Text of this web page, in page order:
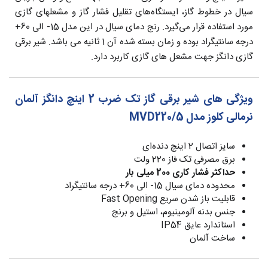
سیال‌ در خطوط گاز، ایستگاه‌های تقلیل فشار گاز و مشعلهای گازی
مورد استفاده قرار می‌گیرد. رنج دمای سیال در این مدل 15- الی 60+
درجه سانتیگراد بوده و زمان بسته شده آن 1 ثانیه می باشد. شیر برقی
گازی دانگز جهت مشعل های گازی کاربرد دارد.
ویژگی های شیر برقی گاز تک ضرب 2 اینچ دانگز آلمان
نرمالی کلوز مدل MVD220/5
سایز اتصال 2 اینچ دنده‌ای
برق مصرفی تک فاز 220 ولت
حداکثر فشار کاری 200 میلی بار
محدوده دمای سیال 15- الی 60+ درجه سانتیگراد
قابلیت باز شدن سریع Fast Opening
جنس بدنه آلومینیوم، استیل و برنج
استاندارد عایق IP54
ساخت آلمان